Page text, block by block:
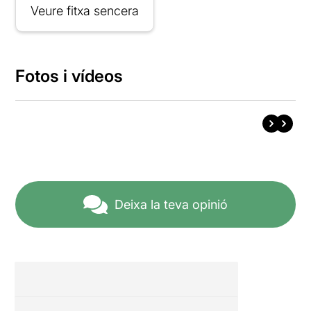
Veure fitxa sencera
Fotos i vídeos
Deixa la teva opinió